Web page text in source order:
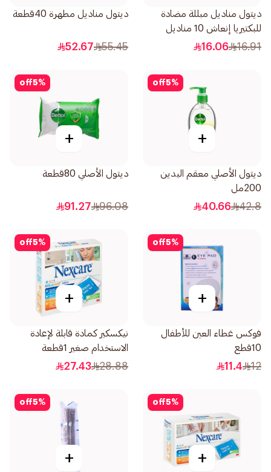
ديتول مناديل مبللة مضادة
للبكتيريا إنعاش 10 مناديل
16.91
16.06
ديتول مناديل مطهرة 40قطعة
55.45
52.67
5%
off
+
ديتول الأصلي معقم اليدين
200مل
42.8
40.66
5%
off
+
ديتول الأصلي 80قطعة
96.08
91.27
5%
off
+
فوكس غطاء العين للأطفال
10قطع
12
11.4
5%
off
+
نيكسكير كمادة قابلة لإعادة
الاستخدام صغير 1قطعة
28.88
27.43
5%
off
+
5%
off
+